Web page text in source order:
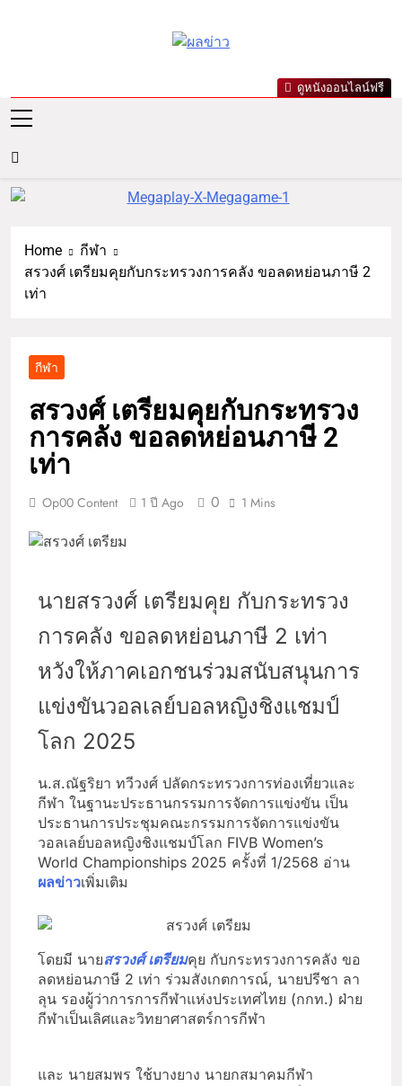
ผลข่าว.com
เกาะกระแสดารา ข่าวกีฬารอบ
ดูหนังออนไลน์ฟรี
Home
กีฬา
สรวงศ์ เตรียมคุยกับกระทรวงการคลัง ขอลดหย่อนภาษี 2
เท่า
กีฬา
สรวงศ์ เตรียมคุยกับกระทรวง
การคลัง ขอลดหย่อนภาษี 2
เท่า
Op00 Content 1 ปี Ago 0 1 Mins
นายสรวงศ์ เตรียมคุย กับกระทรวง
การคลัง ขอลดหย่อนภาษี 2 เท่า
หวังให้ภาคเอกชนร่วมสนับสนุนการ
แข่งขันวอลเลย์บอลหญิงชิงแชมป์
โลก 2025
น.ส.ณัฐริยา ทวีวงศ์ ปลัดกระทรวงการท่องเที่ยวและ
กีฬา ในฐานะประธานกรรมการจัดการแข่งขัน เป็น
ประธานการประชุมคณะกรรมการจัดการแข่งขัน
วอลเลย์บอลหญิงชิงแชมป์โลก FIVB Women’s
World Championships 2025 ครั้งที่ 1/2568 อ่าน
ผลข่าวเพิ่มเติม
โดยมี นายสรวงศ์ เตรียมคุย กับกระทรวงการคลัง ขอ
ลดหย่อนภาษี 2 เท่า ร่วมสังเกตการณ์, นายปรีชา ลา
ลุน รองผู้ว่าการการกีฬาแห่งประเทศไทย (กกท.) ฝ่าย
กีฬาเป็นเลิศและวิทยาศาสตร์การกีฬา
และ นายสมพร ใช้บางยาง นายกสมาคมกีฬา